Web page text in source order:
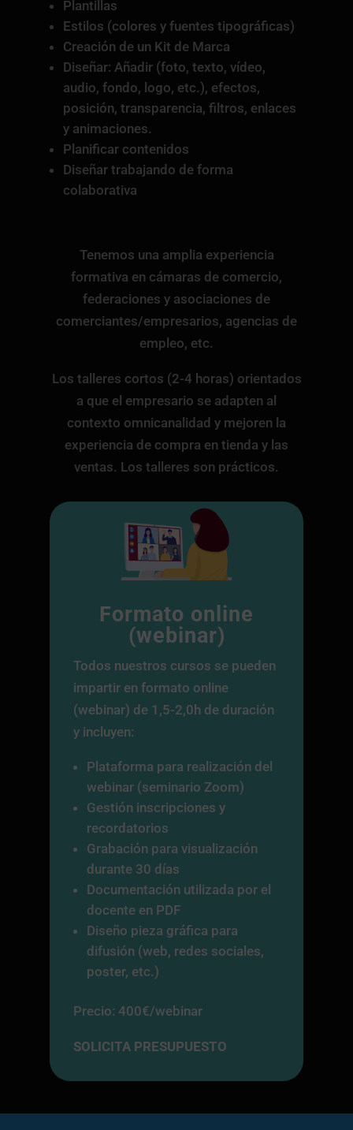
Plantillas
Estilos (colores y fuentes tipográficas)
Creación de un Kit de Marca
Diseñar: Añadir (foto, texto, vídeo,
audio, fondo, logo, etc.), efectos,
posición, transparencia, filtros, enlaces
y animaciones.
Planificar contenidos
Diseñar trabajando de forma
colaborativa
Tenemos una amplia experiencia
formativa en cámaras de comercio,
federaciones y asociaciones de
comerciantes/empresarios, agencias de
empleo, etc.
Los talleres cortos (2-4 horas) orientados
a que el empresario se adapten al
contexto omnicanalidad y mejoren la
experiencia de compra en tienda y las
ventas. Los talleres son prácticos.
Formato online
(webinar)
Todos nuestros cursos se pueden
impartir en formato online
(webinar) de 1,5-2,0h de duración
y incluyen:
Plataforma para realización del
webinar (seminario Zoom)
Gestión inscripciones y
recordatorios
Grabación para visualización
durante 30 días
Documentación utilizada por el
docente en PDF
Diseño pieza gráfica para
difusión (web, redes sociales,
poster, etc.)
Precio: 400€/webinar
SOLICITA PRESUPUESTO